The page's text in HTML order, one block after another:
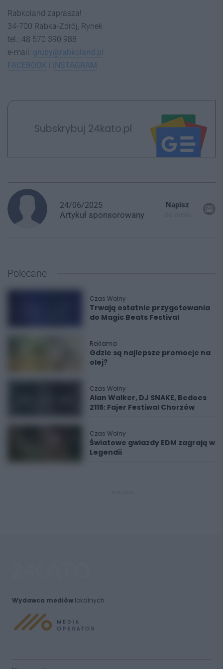
Rabkoland zaprasza!
34-700 Rabka-Zdrój, Rynek
tel.: 48 570 390 988
e-mail: grupy@rabkoland.pl
FACEBOOK
INSTAGRAM
Subskrybuj 24kato.pl
24/06/2025
Artykuł sponsorowany
Napisz
Polecane
Czas Wolny
Trwają ostatnie przygotowania
do Magic Beats Festival
Reklama
Gdzie są najlepsze promocje na
olej?
Czas Wolny
Alan Walker, DJ SNAKE, Bedoes
2115: Fajer Festiwal Chorzów
Czas Wolny
Światowe gwiazdy EDM zagrają w
Legendii
Wydawca mediówlokalnych